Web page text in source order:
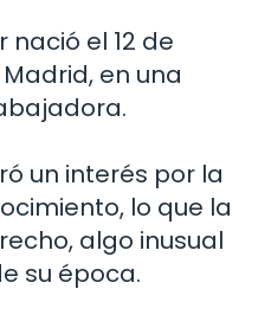
el 12 de
en una
un interés por la
lo que la
algo inusual
su época.